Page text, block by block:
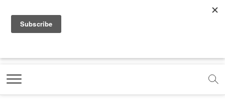
a
e
b
o
o
t
b
.
o
e
m
t
g
t
k
Marketing Oops!
DIGITAL | CREATIVE | ADVERTISING | CAMPAIGN |